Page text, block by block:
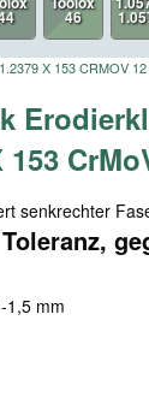
1.2379 X 153 CRMOV 12
153
senkrechter
1,5 mm